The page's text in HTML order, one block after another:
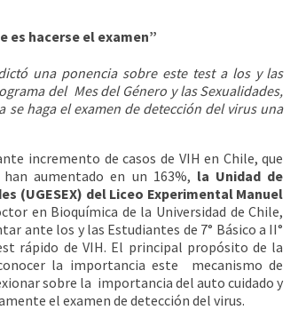
es hacerse el examen”
una ponencia sobre este test a los y las
del Mes del Género y las Sexualidades,
se haga el examen de detección del virus una
incremento de casos de VIH en Chile, que
aumentado en un 163%, la Unidad de
(UGESEX) del Liceo Experimental Manuel
en Bioquímica de la Universidad de Chile,
ante los y las Estudiantes de 7° Básico a II°
rápido de VIH. El principal propósito de la
la importancia este mecanismo de
sobre la importancia del auto cuidado y
el examen de detección del virus.